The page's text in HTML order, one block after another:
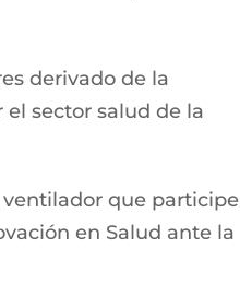
derivado de la
el sector salud de la
ventilador que participe
en Salud ante la